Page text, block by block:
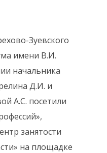
Зуевского
имени В.И.
начальника
Д.И. и
А.С. посетили
занятости
на площадке